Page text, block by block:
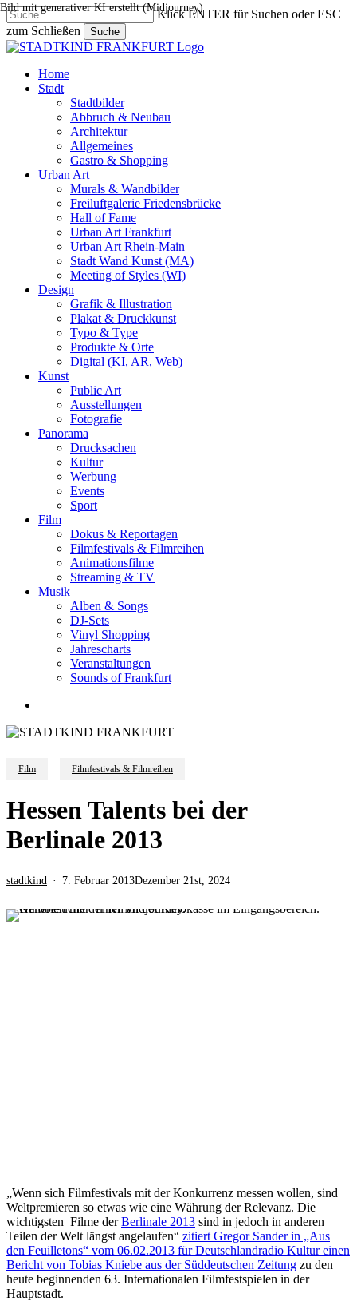
Skip
to
main
content
Klick ENTER für Suchen oder ESC
zum Schließen
Suche
Close
search
Menu
Home
Stadt
Stadtbilder
Abbruch & Neubau
Architektur
Allgemeines
Gastro & Shopping
Urban Art
Murals & Wandbilder
Freiluftgalerie Friedensbrücke
Hall of Fame
Urban Art Frankfurt
Urban Art Rhein-Main
Stadt Wand Kunst (MA)
Meeting of Styles (WI)
Design
Grafik & Illustration
Plakat & Druckkunst
Typo & Type
Produkte & Orte
Digital (KI, AR, Web)
Kunst
Public Art
Ausstellungen
Fotografie
Panorama
Drucksachen
Kultur
Werbung
Events
Sport
Film
Dokus & Reportagen
Filmfestivals & Filmreihen
Animationsfilme
Streaming & TV
Musik
Alben & Songs
DJ-Sets
Vinyl Shopping
Jahrescharts
Veranstaltungen
Sounds of Frankfurt
Film Filmfestivals & Filmreihen
Hessen Talents bei der
Berlinale 2013
stadtkind 7. Februar 2013Dezember 21st, 2024
Bild mit generativer KI erstellt (Midjourney)
„Wenn sich Filmfestivals mit der Konkurrenz messen wollen, sind
Weltpremieren so etwas wie eine Währung der Relevanz. Die
wichtigsten Filme derBerlinale 2013 sind in jedoch in anderen
Teilen der Welt längst angelaufen“ zitiert Gregor Sander in „Aus
den Feuilletons“ vom 06.02.2013 für Deutschlandradio Kultur einen
Bericht von Tobias Kniebe aus der Süddeutschen Zeitung zu den
heute beginnenden 63. Internationalen Filmfestspielen in der
Hauptstadt.